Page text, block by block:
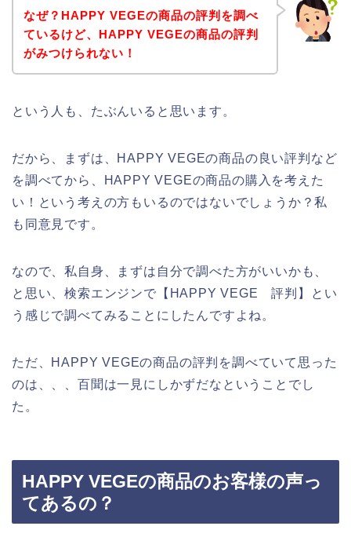
なぜ？HAPPY VEGEの商品の評判を調べ
ているけど、HAPPY VEGEの商品の評判
がみつけられない！
という人も、たぶんいると思います。
だから、まずは、HAPPY VEGEの商品の良い評判など
を調べてから、HAPPY VEGEの商品の購入を考えた
い！という考えの方もいるのではないでしょうか？私
も同意見です。
なので、私自身、まずは自分で調べた方がいいかも、
と思い、検索エンジンで【HAPPY VEGE 評判】とい
う感じで調べてみることにしたんですよね。
ただ、HAPPY VEGEの商品の評判を調べていて思った
のは、、、百聞は一見にしかずだなということでし
た。
HAPPY VEGEの商品のお客様の声っ
てあるの？